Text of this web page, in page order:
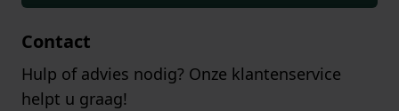
Contact
Hulp of advies nodig? Onze klantenservice
helpt u graag!